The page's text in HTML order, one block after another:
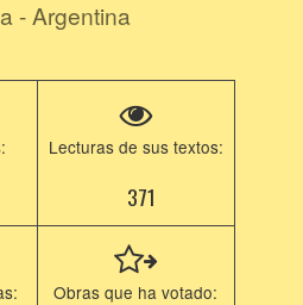
- Argentina
Lecturas de sus textos:
371
Obras que ha votado: